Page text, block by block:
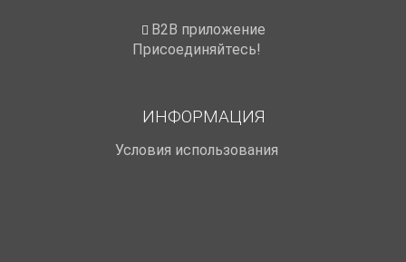
B2B приложение
Присоединяйтесь!
ИНФОРМАЦИЯ
Условия использования